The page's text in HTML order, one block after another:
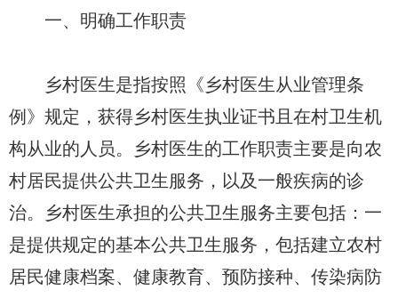
一、明确工作职责
乡村医生是指按照《乡村医生从业管理条
例》规定，获得乡村医生执业证书且在村卫生机
构从业的人员。乡村医生的工作职责主要是向农
村居民提供公共卫生服务，以及一般疾病的诊
治。乡村医生承担的公共卫生服务主要包括：一
是提供规定的基本公共卫生服务，包括建立农村
居民健康档案、健康教育、预防接种、传染病防